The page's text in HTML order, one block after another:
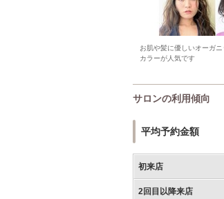
お肌や髪に優しいオーガ
カラーが人気です
サロンの利用傾向
平均予約金額
初来店
2回目以降来店